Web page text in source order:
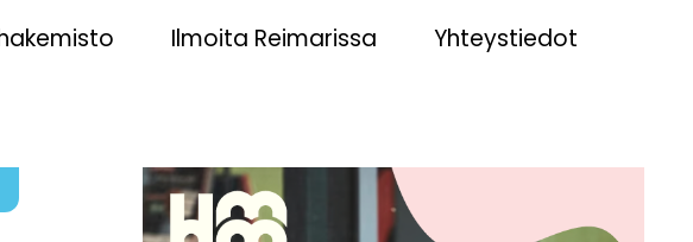
Ilmoita Reimarissa Yhteystiedot